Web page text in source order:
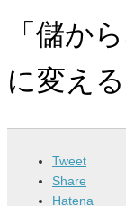
「儲か
に変え
Tweet
Share
Hatena